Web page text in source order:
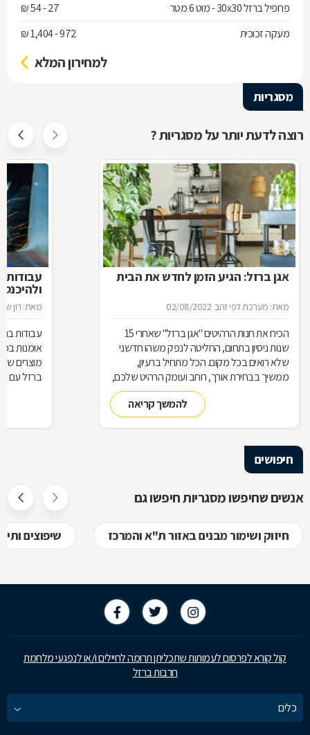
פרופיל ברזל 30x30 - מוט 6 מטר
27 - 54 ₪
מעקה זכוכית
972 - 1,404 ₪
למחירון המלא
מסגריות
רוצה לדעת יותר על מסגריות ?
אגן ברזל: הגיע הזמן לחדש את הבית
מאת: מערכת דפי זהב 02/08/2022
הכירו את חנות הרהיטים ''אגן ברזל'' שאחרי 15
שנות ניסיון בתחום, החליטה לנפק משהו חדשני
שלא רואים בכל מקום. הכל מתחיל ברעיון,
ממשיך בבחירת אורך, רוחב ועומק הרהיט שלכם,
ממשיך בייצור מקורי ממיטב חומרי הגלם ומסתיים
ביצירת הפתרון המרשים והמעשי ביותר עבורכם
להמשך קריאה
עבודות
מאת: רון
עבודות
אומנות
מוצרים
ברזל עם
חיפושים
אנשים שחיפשו מסגריות חיפשו גם
חיזוק ושימור מבנים באזור ת"א והמרכז שיפוצים
קול קורא לפרסום לעמותות שתכליתן תרומה לחיילים ו/או לנפגעי מלחמת
חרבות ברזל
כלים